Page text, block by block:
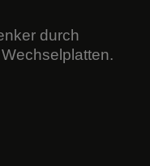
durch